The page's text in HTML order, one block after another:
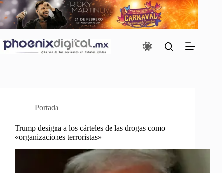
Saltar
al
contenido
Portada
Trump designa a los cárteles de las drogas como
«organizaciones terroristas»